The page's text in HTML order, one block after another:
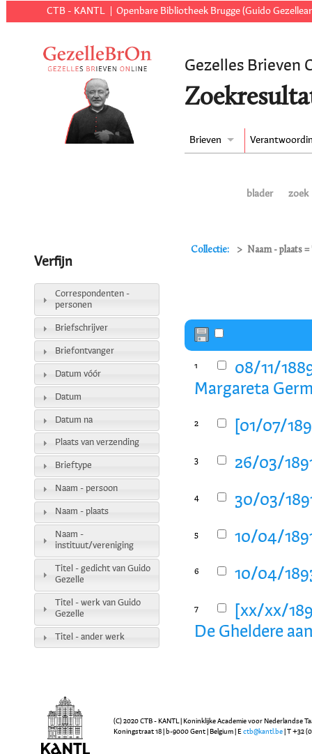
CTB - KANTL Openbare Bibliotheek Brugge (Guido
Gezelles Brieven
Brieven
blader zoek
Collectie: Naam - plaats
1
08/11/
Margareta
2 [01/07/
3 26/03/
4 30/03/
5 10/04/
6 10/04/
7
[xx/xx/
De Gheldere
Verfijn
Correspondenten -
personen
Briefschrijver
Briefontvanger
Datum vóór
Datum
Datum na
Plaats van verzending
Brieftype
Naam - persoon
Naam - plaats
Naam -
instituut/vereniging
Titel - gedicht van Guido
Gezelle
Titel - werk van Guido
Gezelle
Titel - ander werk
(C) 2020 CTB - KANTL | Koninklijke Academie voor Nederlandse
Koningstraat 18 | b-9000 Gent | Belgium | E ctb@kantl.be | T +32